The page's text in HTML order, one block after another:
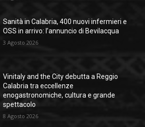
Sanità in Calabria, 400 nuovi infermieri e
OSS in arrivo: l’annuncio di Bevilacqua
3 Agosto 2026
Vinitaly and the City debutta a Reggio
Calabria tra eccellenze
enogastronomiche, cultura e grande
spettacolo
8 Agosto 2026